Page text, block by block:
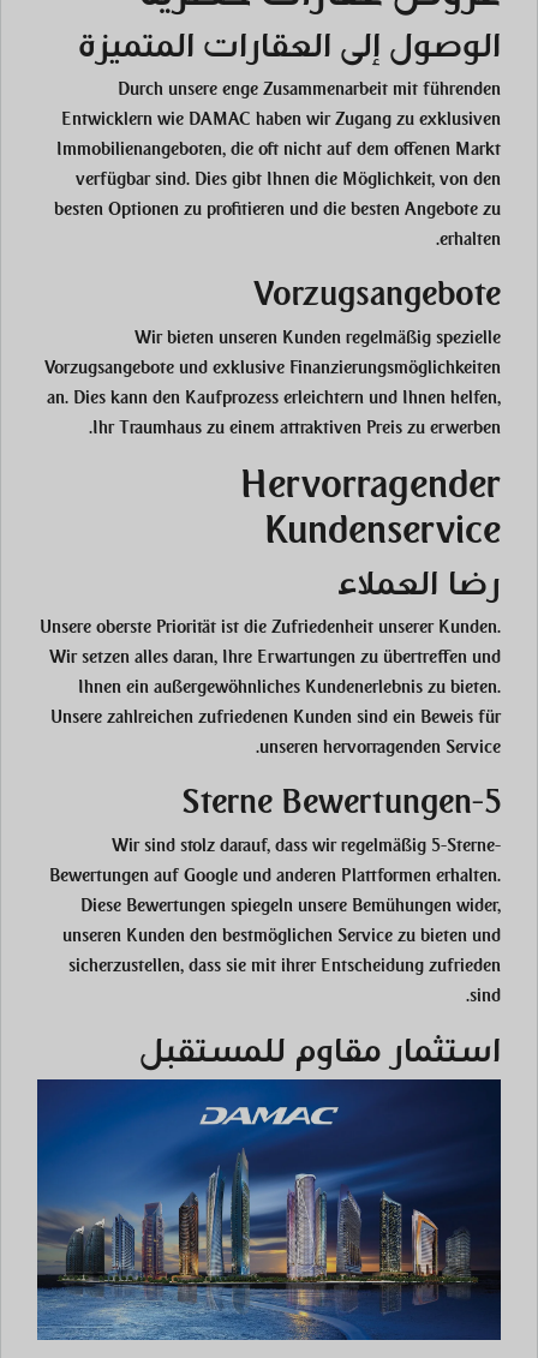
الوصول إلى العقارات المتميزة
Durch unsere enge Zusammenarbeit mit führenden
Entwicklern wie DAMAC haben wir Zugang zu exklusiven
Immobilienangeboten, die oft nicht auf dem offenen Markt
verfügbar sind. Dies gibt Ihnen die Möglichkeit, von den
besten Optionen zu profitieren und die besten Angebote zu
erhalten.
Vorzugsangebote
Wir bieten unseren Kunden regelmäßig spezielle
Vorzugsangebote und exklusive Finanzierungsmöglichkeiten
an. Dies kann den Kaufprozess erleichtern und Ihnen helfen,
Ihr Traumhaus zu einem attraktiven Preis zu erwerben.
Hervorragender
Kundenservice
رضا العملاء
Unsere oberste Priorität ist die Zufriedenheit unserer Kunden.
Wir setzen alles daran, Ihre Erwartungen zu übertreffen und
Ihnen ein außergewöhnliches Kundenerlebnis zu bieten.
Unsere zahlreichen zufriedenen Kunden sind ein Beweis für
unseren hervorragenden Service.
5-Sterne Bewertungen
Wir sind stolz darauf, dass wir regelmäßig 5-Sterne-
Bewertungen auf Google und anderen Plattformen erhalten.
Diese Bewertungen spiegeln unsere Bemühungen wider,
unseren Kunden den bestmöglichen Service zu bieten und
sicherzustellen, dass sie mit ihrer Entscheidung zufrieden
sind.
استثمار مقاوم للمستقبل